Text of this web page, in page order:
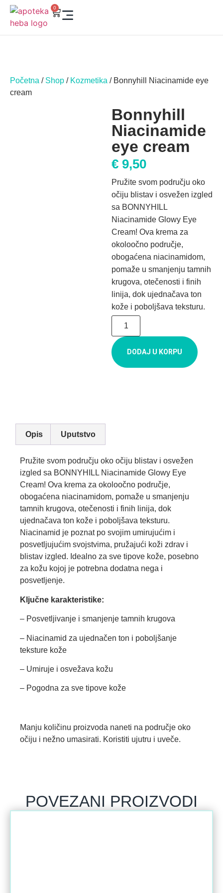
0
Početna / Shop / Kozmetika / Bonnyhill Niacinamide eye
cream
Bonnyhill
Niacinamide
eye cream
€ 9,50
Pružite svom području oko
očiju blistav i osvežen izgled
sa BONNYHILL
Niacinamide Glowy Eye
Cream! Ova krema za
okoloočno područje,
obogaćena niacinamidom,
pomaže u smanjenju tamnih
krugova, otečenosti i finih
linija, dok ujednačava ton
kože i poboljšava teksturu.
DODAJ U KORPU
Opis Uputstvo
Pružite svom području oko očiju blistav i osvežen
izgled sa BONNYHILL Niacinamide Glowy Eye
Cream! Ova krema za okoloočno područje,
obogaćena niacinamidom, pomaže u smanjenju
tamnih krugova, otečenosti i finih linija, dok
ujednačava ton kože i poboljšava teksturu.
Niacinamid je poznat po svojim umirujućim i
posvetljujućim svojstvima, pružajući koži zdrav i
blistav izgled. Idealno za sve tipove kože, posebno
za kožu kojoj je potrebna dodatna nega i
posvetljenje.
Ključne karakteristike:
– Posvetljivanje i smanjenje tamnih krugova
– Niacinamid za ujednačen ton i poboljšanje
teksture kože
– Umiruje i osvežava kožu
– Pogodna za sve tipove kože
Manju količinu proizvoda naneti na područje oko
očiju i nežno umasirati. Koristiti ujutru i uveče.
POVEZANI PROIZVODI